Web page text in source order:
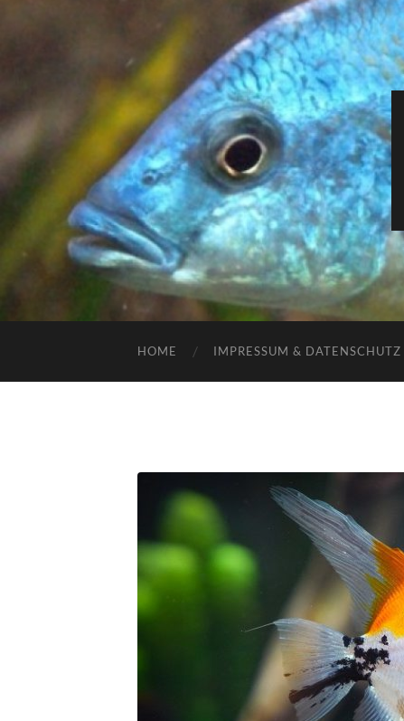
HOME IMPRESSUM & DATENSCHUTZ